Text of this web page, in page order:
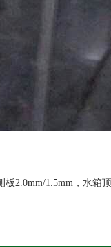
2.0mm/1.5mm，水